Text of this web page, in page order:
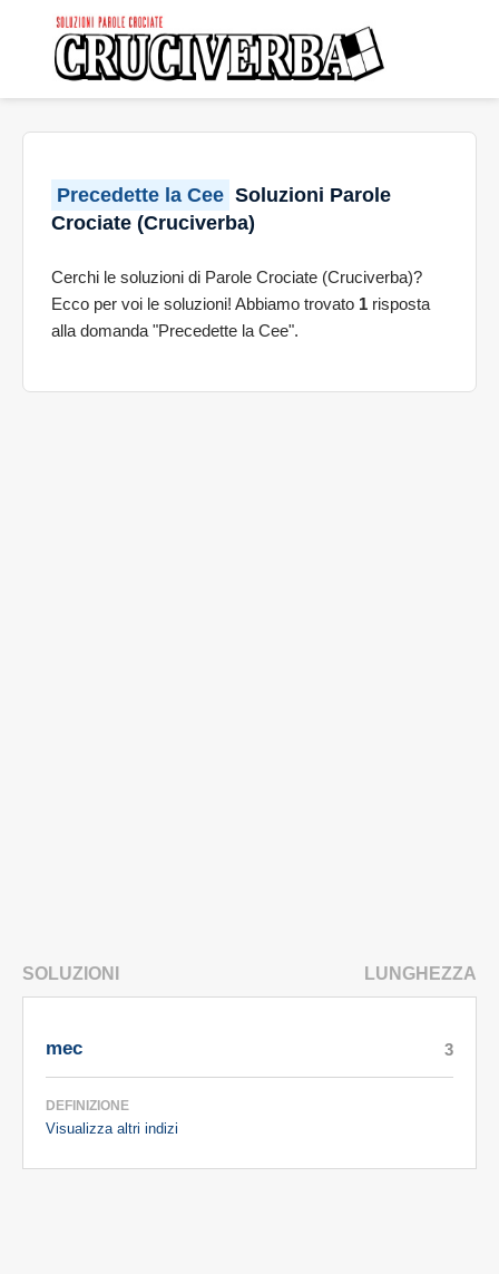
Precedette la Cee Soluzioni Parole
Crociate (Cruciverba)
Cerchi le soluzioni di Parole Crociate (Cruciverba)?
Ecco per voi le soluzioni! Abbiamo trovato 1 risposta
alla domanda "Precedette la Cee".
SOLUZIONI LUNGHEZZA
mec
DEFINIZIONE
Visualizza altri indizi
3